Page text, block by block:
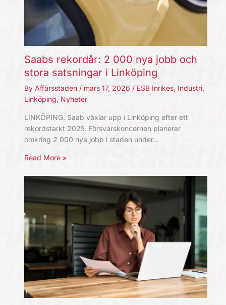
Saabs rekordår: 2 000 nya jobb och
stora satsningar i Linköping
By Affärsstaden / mars 17, 2026 / ESB Inrikes, Industri,
Linköping, Nyheter
LINKÖPING. Saab växlar upp i Linköping efter ett
rekordstarkt 2025. Försvarskoncernen planerar
omkring 2 000 nya jobb i staden under…
Read More »